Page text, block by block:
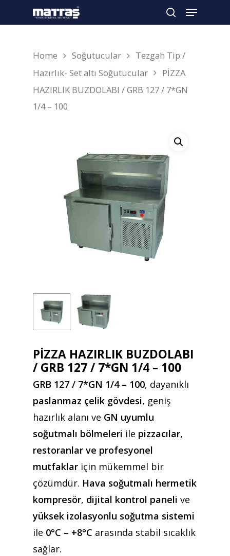
Arama yapmak için enter'a basın
Home Soğutucular
Tezgah Tip /
Hazırlık- Set altı Soğutucular
PİZZA
HAZIRLIK BUZDOLABI / GRB 127 / 7*GN
1/4 – 100
PİZZA HAZIRLIK BUZDOLABI
/ GRB 127 / 7*GN 1/4 – 100
GRB 127 / 7*GN 1/4 – 100, dayanıklı
paslanmaz çelik gövdesi, geniş
hazırlık alanı ve GN uyumlu
soğutmalı bölmeleri ile pizzacılar,
restoranlar ve profesyonel
mutfaklar için mükemmel bir
çözümdür. Hava soğutmalı hermetik
kompresör, dijital kontrol paneli ve
yüksek izolasyonlu soğutma sistemi
ile 0°C – +8°C arasında stabil sıcaklık
sağlar.